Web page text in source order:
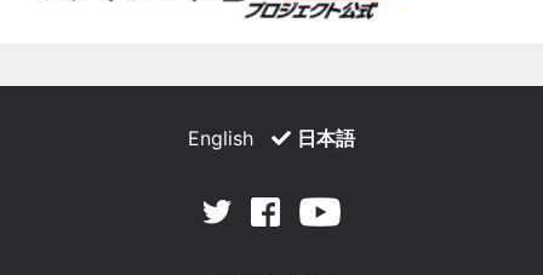
English 日本語
Twitter Facebook